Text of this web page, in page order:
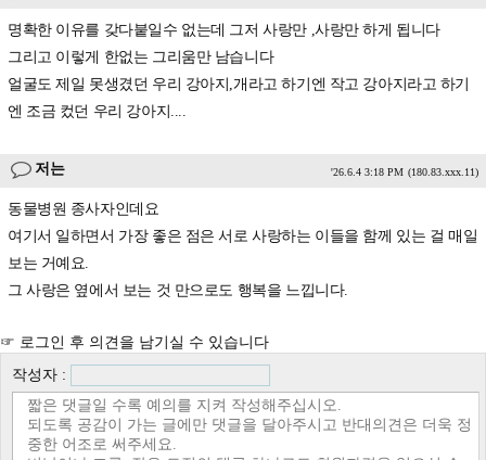
명확한 이유를 갖다붙일수 없는데 그저 사랑만 ,사랑만 하게 됩니다
그리고 이렇게 한없는 그리움만 남습니다
얼굴도 제일 못생겼던 우리 강아지,개라고 하기엔 작고 강아지라고 하기
엔 조금 컸던 우리 강아지....
저는 '26.6.4 3:18 PM (180.83.xxx.11)
동물병원 종사자인데요
여기서 일하면서 가장 좋은 점은 서로 사랑하는 이들을 함께 있는 걸 매일
보는 거예요.
그 사랑은 옆에서 보는 것 만으로도 행복을 느낍니다.
☞ 로그인 후 의견을 남기실 수 있습니다
작성자 :